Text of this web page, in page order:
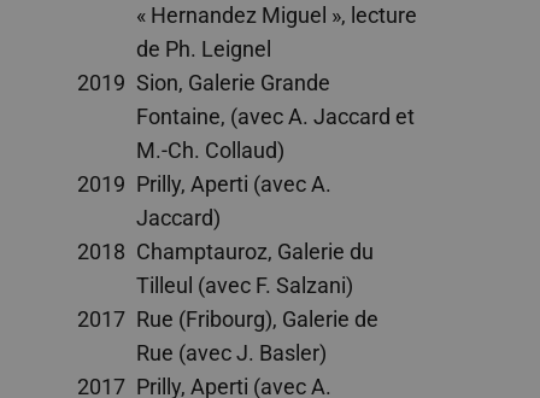
« Hernandez Miguel », lecture
de Ph. Leignel
2019 Sion, Galerie Grande
Fontaine, (avec A. Jaccard et
M.-Ch. Collaud)
2019 Prilly, Aperti (avec A.
Jaccard)
2018 Champtauroz, Galerie du
Tilleul (avec F. Salzani)
2017 Rue (Fribourg), Galerie de
Rue (avec J. Basler)
2017 Prilly, Aperti (avec A.